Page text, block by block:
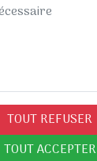
TOUT REFUSER
TOUT ACCEPTER